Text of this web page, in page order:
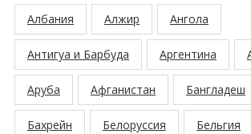
Албания Алжир Ангола
Антигуа и Барбуда Аргентина
Аруба Афганистан Бангладеш
Бахрейн Белоруссия Бельгия